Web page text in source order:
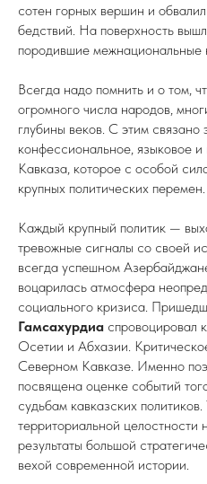
сотен горных вершин и
бедствий. На поверхность
породившие межнациональные
Всегда надо помнить и о том,
огромного числа народов,
глубины веков. С этим связано
конфессиональное, языковое
Кавказа, которое с особой
крупных политических перемен.
Каждый крупный политик —
тревожные сигналы со своей
всегда успешном
воцарилась атмосфера
социального кризиса.
Гамсахурдиа спровоцировал
Осетии и Абхазии.
Северном Кавказе. Именно
посвящена оценке событий
судьбам кавказских
территориальной
результаты большой
вехой современной истории.